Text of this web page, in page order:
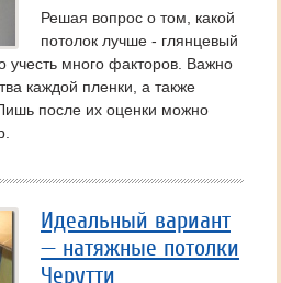
Решая вопрос о том, какой
потолок лучше - глянцевый
учесть много факторов. Важно
каждой пленки, а также
после их оценки можно
Идеальный вариант
— натяжные потолки
Черутти